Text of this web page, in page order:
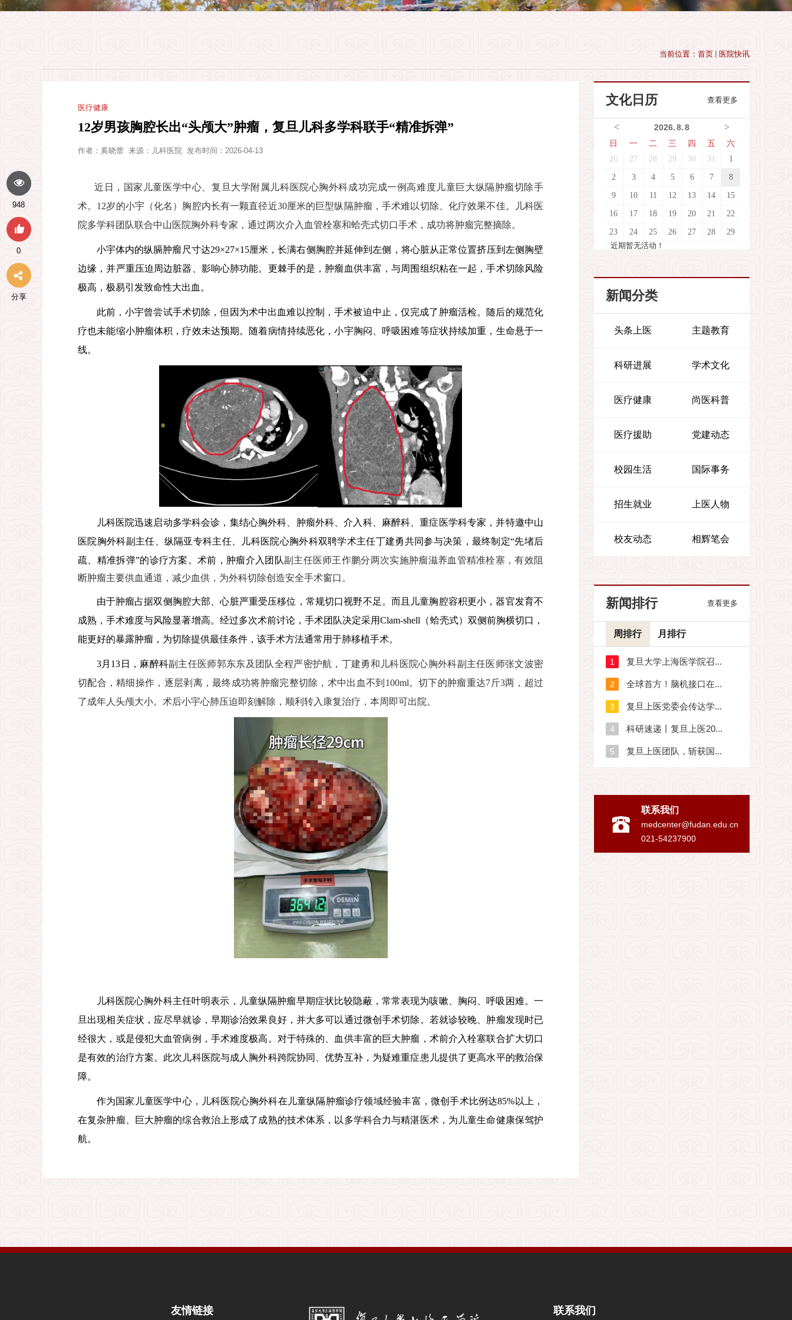
当前位置： 首页 医院快讯
医疗健康
12岁男孩胸腔长出“头颅大”肿瘤，复旦儿科多学科联手“精准拆弹”
作者： 奚晓蕾 来源： 儿科医院 发布时间：2026-04-13
近日，国家儿童医学中心、复旦大学附属儿科医院心胸外科成功完成一例高难度儿童巨大纵隔肿瘤切除手
术。 12岁的小宇（化名）胸腔内长有一颗直径近30厘米的巨型纵隔肿瘤，手术难以切除、化疗效果不佳。儿科医
院多学科团队联合中山医院胸外科专家，通过两次介入血管栓塞和蛤壳式切口手术，成功将肿瘤完整摘除。
小宇体内的纵膈肿瘤尺寸达29×27×15厘米，长满右侧胸腔并延伸到左侧，将心脏从正常位置挤压到左侧胸壁
边缘，并严重压迫周边脏器、影响心肺功能。更棘手的是，肿瘤血供丰富，与周围组织粘在一起，手术切除风险
极高，极易引发致命性大出血。
此前，小宇曾尝试手术切除，但因为术中出血难以控制，手术被迫中止，仅完成了肿瘤活检。随后的规范化
疗也未能缩小肿瘤体积，疗效未达预期。随着病情持续恶化，小宇胸闷、呼吸困难等症状持续加重，生命悬于一
线。
儿科医院迅速启动多学科会诊，集结心胸外科、肿瘤外科、介入科、麻醉科、重症医学科专家，并特邀中山
医院胸外科副主任、纵隔亚专科主任、儿科医院心胸外科双聘学术主任丁建勇共同参与决策，最终制定“先堵后
疏、精准拆弹”的诊疗方案。术前，肿瘤介入团队副主任医师王作鹏分两次实施肿瘤滋养血管精准栓塞，有效阻
断肿瘤主要供血通道，减少血供，为外科切除创造安全手术窗口。
由于肿瘤占据双侧胸腔大部、心脏严重受压移位，常规切口视野不足。而且儿童胸腔容积更小，器官发育不
成熟，手术难度与风险显著增高。经过多次术前讨论，手术团队决定采用Clam-shell （蛤壳式）双侧前胸横切口，
能更好的暴露肿瘤，为切除提供最佳条件，该手术方法通常用于肺移植手术。
3月 13 日，麻醉科副主任医师郭东东及团队全程严密护航，丁建勇和儿科医院心胸外科副主任医师张文波密
切配合，精细操作，逐层剥离，最终成功将肿瘤完整切除，术中出血不到 100ml。切下的肿瘤重达7斤3两，超过
了成年人头颅大小。术后小宇心肺压迫即刻解除，顺利转入康复治疗，本周即可出院。
儿科医院心胸外科主任叶明表示，儿童纵隔肿瘤早期症状比较隐蔽，常常表现为咳嗽、胸闷、呼吸困难。一
旦出现相关症状，应尽早就诊，早期诊治效果良好，并大多可以通过微创手术切除。若就诊较晚、肿瘤发现时已
经很大，或是侵犯大血管病例，手术难度极高。对于特殊的、血供丰富的巨大肿瘤，术前介入栓塞联合扩大切口
是有效的治疗方案。此次儿科医院与成人胸外科跨院协同、优势互补，为疑难重症患儿提供了更高水平的救治保
障。
作为国家儿童医学中心，儿科医院心胸外科在儿童纵隔肿瘤诊疗领域经验丰富，微创手术比例达85% 以上，
在复杂肿瘤、巨大肿瘤的综合救治上形成了成熟的技术体系，以多学科合力与精湛医术，为儿童生命健康保驾护
航。
948
0
分享
文化日历 查看更多
< >
2026.8.8
日
一 二 三 四 五 六
26 27 28 29 30 31 1
2 3 4 5 6 7 8
9 10 11 12 13 14 15
16 17 18 19 20 21 22
23 24 25 26 27 28
29
近期暂无活动！
新闻分类
头条上医 主题教育
科研进展 学术文化
医疗健康 尚医科普
医疗援助 党建动态
校园生活 国际事务
招生就业 上医人物
校友动态 相辉笔会
新闻排行 查看更多
周排行 月排行
联系我们
medcenter@fudan.edu.cn
021-54237900
友情链接 联系我们